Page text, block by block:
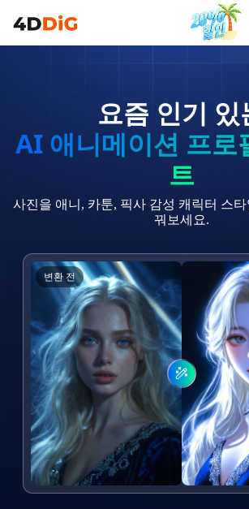
요즘 인기 있
AI 애니메이션 프로
트
사진을 애니, 카툰, 픽사 감성 캐릭터 스
꿔보세요.
변환 전